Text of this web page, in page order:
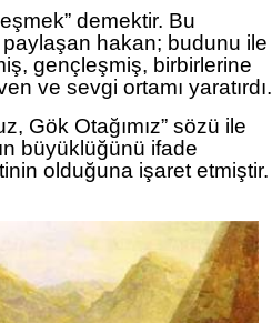
demektir. Bu
paylaşan hakan; budunu ile
gençleşmiş, birbirlerine
ve sevgi ortamı yaratırdı.
Gök Otağımız” sözü ile
büyüklüğünü ifade
olduğuna işaret etmiştir.